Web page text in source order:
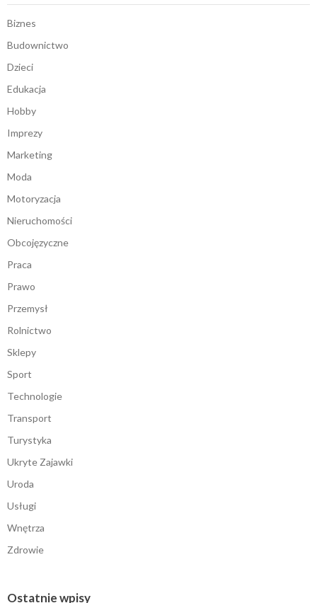
Biznes
Budownictwo
Dzieci
Edukacja
Hobby
Imprezy
Marketing
Moda
Motoryzacja
Nieruchomości
Obcojęzyczne
Praca
Prawo
Przemysł
Rolnictwo
Sklepy
Sport
Technologie
Transport
Turystyka
Ukryte Zajawki
Uroda
Usługi
Wnętrza
Zdrowie
Ostatnie wpisy